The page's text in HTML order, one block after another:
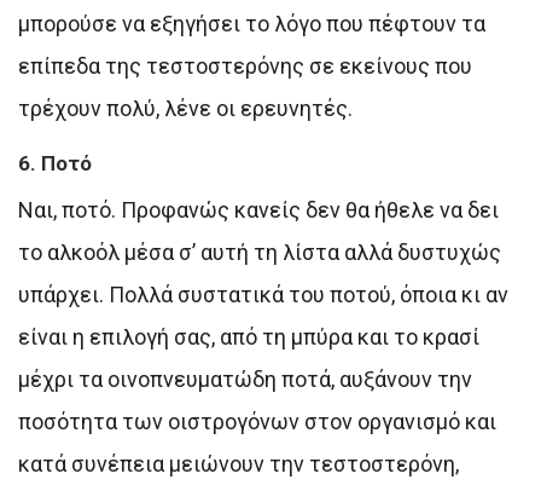
μπορούσε να εξηγήσει το λόγο που πέφτουν τα
επίπεδα της τεστοστερόνης σε εκείνους που
τρέχουν πολύ, λένε οι ερευνητές.
6. Ποτό
Ναι, ποτό. Προφανώς κανείς δεν θα ήθελε να δει
το αλκοόλ μέσα σ’ αυτή τη λίστα αλλά δυστυχώς
υπάρχει. Πολλά συστατικά του ποτού, όποια κι αν
είναι η επιλογή σας, από τη μπύρα και το κρασί
μέχρι τα οινοπνευματώδη ποτά, αυξάνουν την
ποσότητα των οιστρογόνων στον οργανισμό και
κατά συνέπεια μειώνουν την τεστοστερόνη,